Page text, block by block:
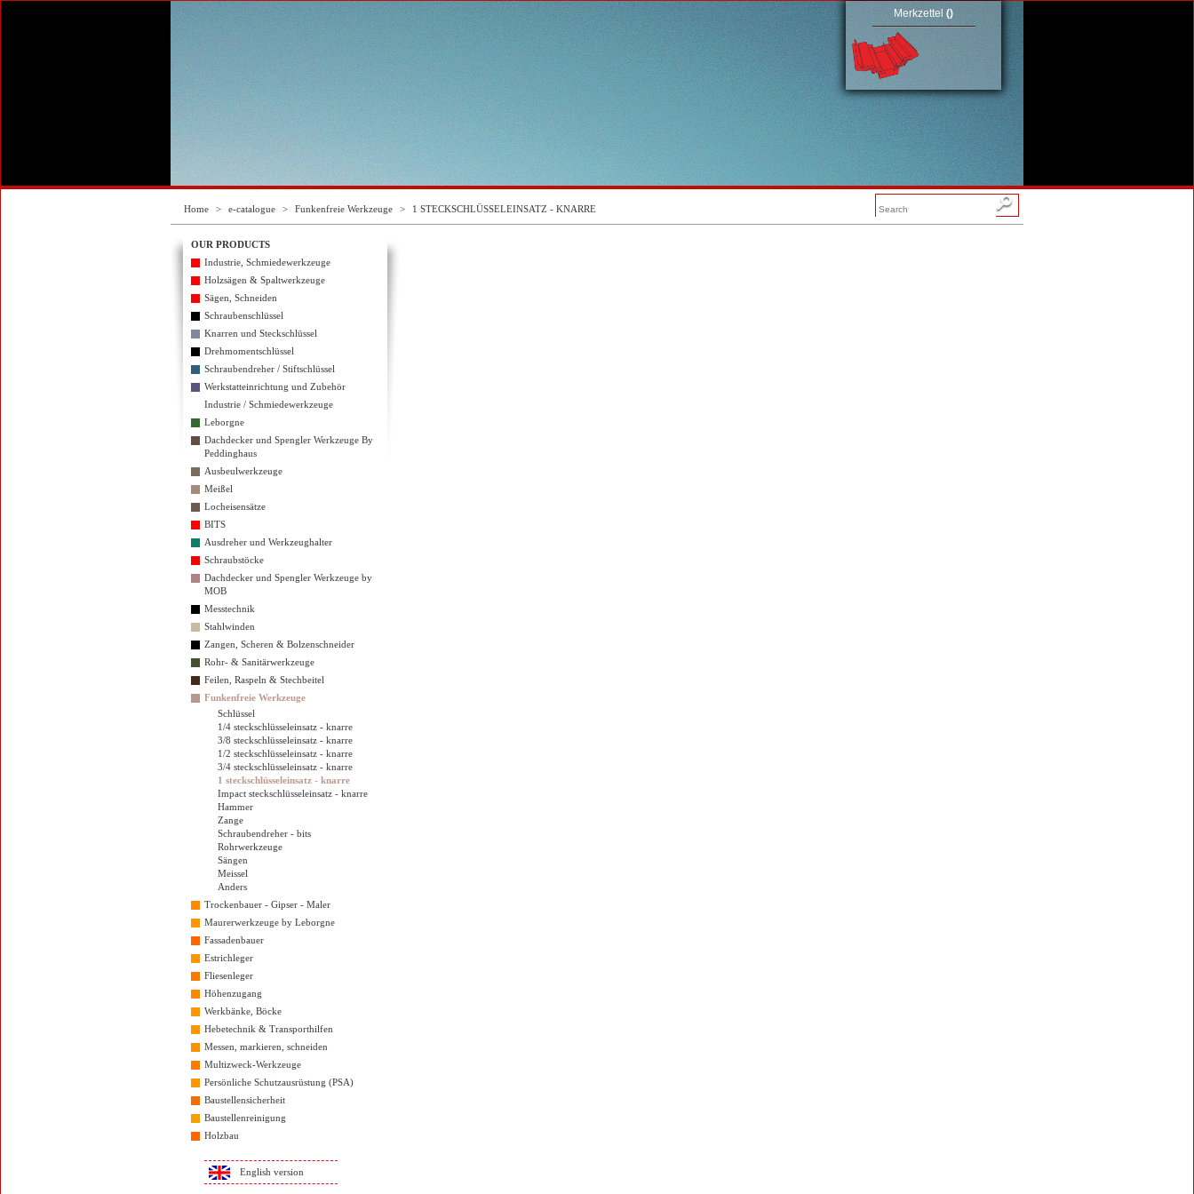
Merkzettel ()
Home > e-catalogue > Funkenfreie Werkzeuge > 1 STECKSCHLÜSSELEINSATZ - KNARRE
OUR PRODUCTS
Industrie, Schmiedewerkzeuge
Holzsägen & Spaltwerkzeuge
Sägen, Schneiden
Schraubenschlüssel
Knarren und Steckschlüssel
Drehmomentschlüssel
Schraubendreher / Stiftschlüssel
Werkstatteinrichtung und Zubehör
Industrie / Schmiedewerkzeuge
Leborgne
Dachdecker und Spengler Werkzeuge By
Peddinghaus
Ausbeulwerkzeuge
Meißel
Locheisensätze
BITS
Ausdreher und Werkzeughalter
Schraubstöcke
Dachdecker und Spengler Werkzeuge by
MOB
Messtechnik
Stahlwinden
Zangen, Scheren & Bolzenschneider
Rohr- & Sanitärwerkzeuge
Feilen, Raspeln & Stechbeitel
Funkenfreie Werkzeuge
Schlüssel
1/4 steckschlüsseleinsatz - knarre
3/8 steckschlüsseleinsatz - knarre
1/2 steckschlüsseleinsatz - knarre
3/4 steckschlüsseleinsatz - knarre
1 steckschlüsseleinsatz - knarre
Impact steckschlüsseleinsatz - knarre
Hammer
Zange
Schraubendreher - bits
Rohrwerkzeuge
Sängen
Meissel
Anders
Trockenbauer - Gipser - Maler
Maurerwerkzeuge by Leborgne
Fassadenbauer
Estrichleger
Fliesenleger
Höhenzugang
Werkbänke, Böcke
Hebetechnik & Transporthilfen
Messen, markieren, schneiden
Multizweck-Werkzeuge
Persönliche Schutzausrüstung (PSA)
Baustellensicherheit
Baustellenreinigung
Holzbau
English version